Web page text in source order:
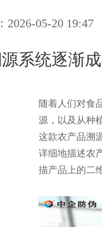
2026-05-20 19:47
系统逐渐
随着人们对食
源，以及从种
这款农产品溯
详细地描述农
描产品上的二